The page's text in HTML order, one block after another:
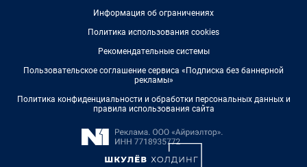
Информация об ограничениях
Политика использования cookies
Рекомендательные системы
Пользовательское соглашение сервиса «Подписка без баннерной
рекламы»
Политика конфиденциальности и обработки персональных данных и
правила использования сайта